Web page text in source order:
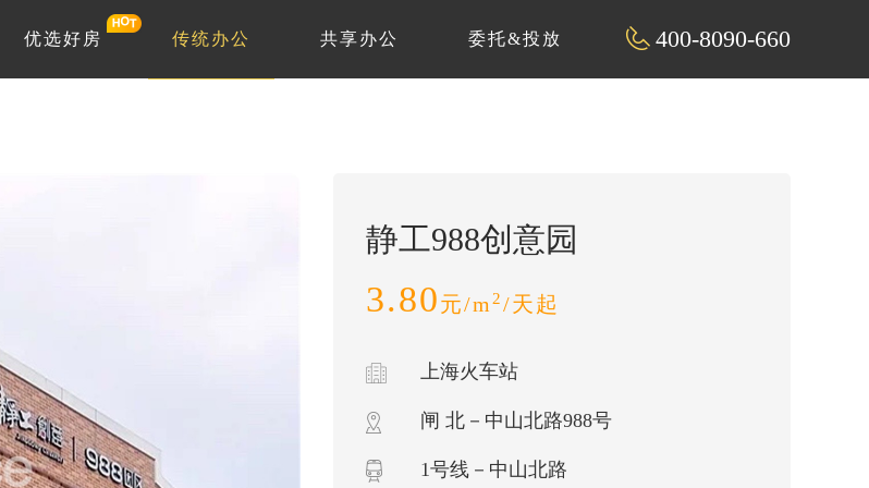
400-8090-660
优选好房 传统办公 共享办公 委托&投放
静工988创意园
3.80元/m 2/天起
上海火车站
闸 北－中山北路988号
1号线－中山北路